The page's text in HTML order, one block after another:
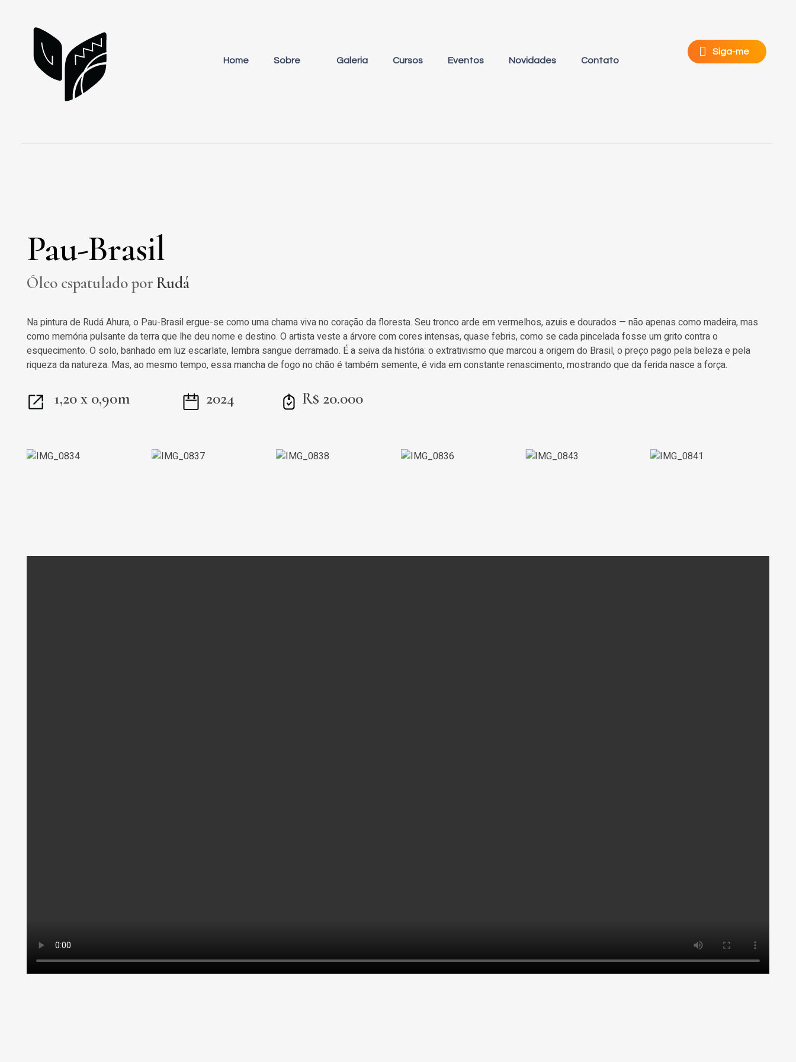
Home Sobre Galeria Cursos Eventos Novidades Contato
Siga-me
Pau-Brasil
Óleo espatulado por Rudá
Na pintura de Rudá Ahura, o Pau-Brasil ergue-se como uma chama viva no coração da floresta. Seu tronco arde em vermelhos, azuis e dourados — não apenas como madeira, mas
como memória pulsante da terra que lhe deu nome e destino. O artista veste a árvore com cores intensas, quase febris, como se cada pincelada fosse um grito contra o
esquecimento. O solo, banhado em luz escarlate, lembra sangue derramado. É a seiva da história: o extrativismo que marcou a origem do Brasil, o preço pago pela beleza e pela
riqueza da natureza. Mas, ao mesmo tempo, essa mancha de fogo no chão é também semente, é vida em constante renascimento, mostrando que da ferida nasce a força.
1,20 x 0,90m 2024 R$ 20.000